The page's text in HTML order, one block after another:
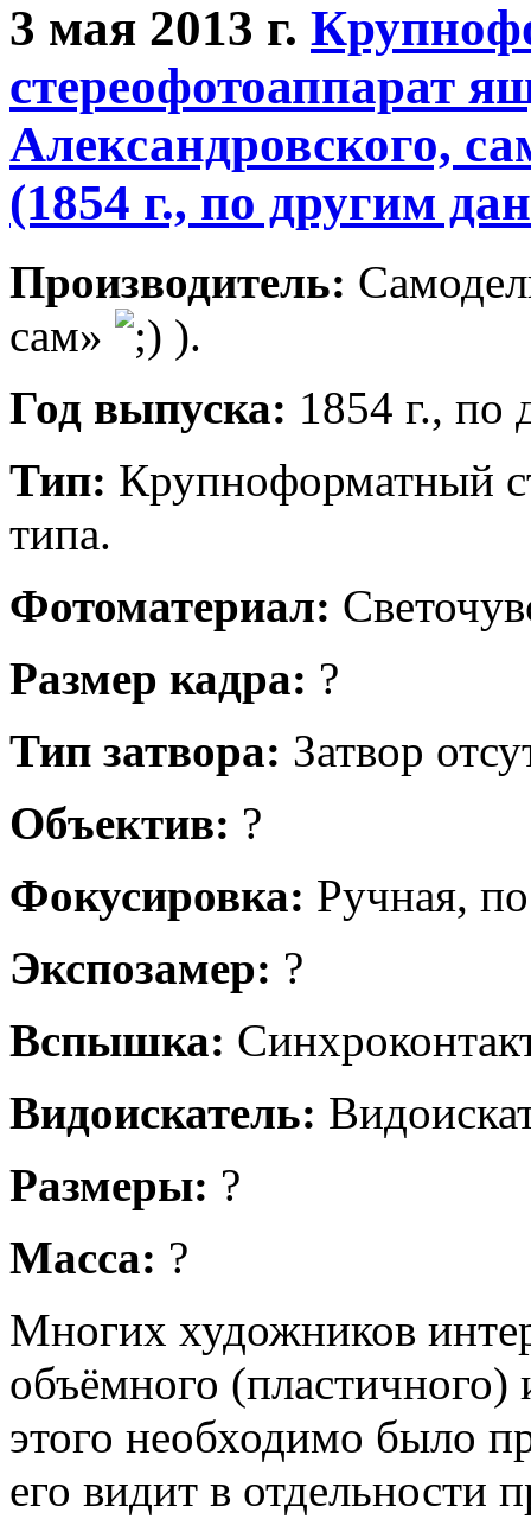
3 мая 2013 г.
стереофотоаппарат
Александровского,
(1854 г., по другим
Производитель:
сам»
).
Год выпуска: 1854 г.,
Тип: Крупноформатный
типа.
Фотоматериал:
Размер кадра: ?
Тип затвора: Затвор
Объектив: ?
Фокусировка: Ручная,
Экспозамер: ?
Вспышка:
Видоискатель:
Размеры: ?
Масса: ?
Многих художников
объёмного
этого необходимо было
его видит в отдельности